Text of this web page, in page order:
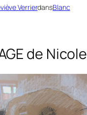
VerrierdansBlanc
de Nicole